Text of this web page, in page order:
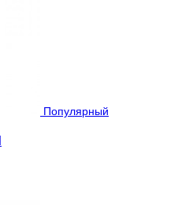
Популярный